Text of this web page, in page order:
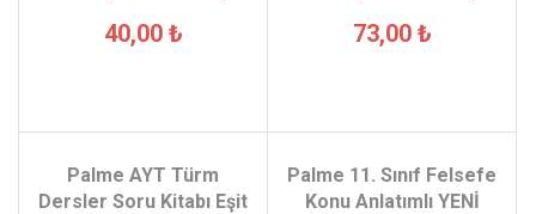
40,00 ₺ 73,00 ₺
Palme AYT Türm
Dersler Soru Kitabı Eşit
Palme 11. Sınıf Felsefe
Konu Anlatımlı YENİ